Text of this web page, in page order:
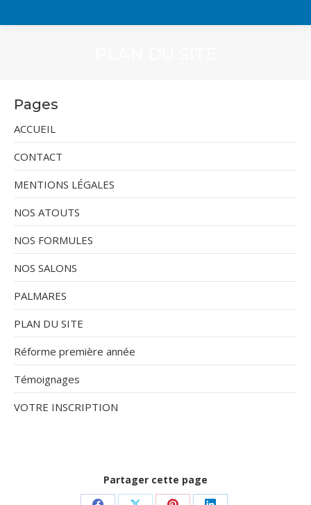
Pages
ACCUEIL
CONTACT
MENTIONS LÉGALES
NOS ATOUTS
NOS FORMULES
NOS SALONS
PALMARES
PLAN DU SITE
Réforme première année
Témoignages
VOTRE INSCRIPTION
Partager cette page